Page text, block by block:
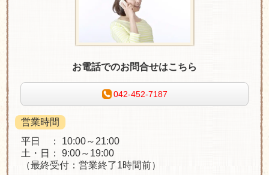
お電話でのお問合せはこちら
042-452-7187
営業時間
平日 ： 10:00～21:00
土・日： 9:00～19:00
（最終受付：営業終了1時間前）